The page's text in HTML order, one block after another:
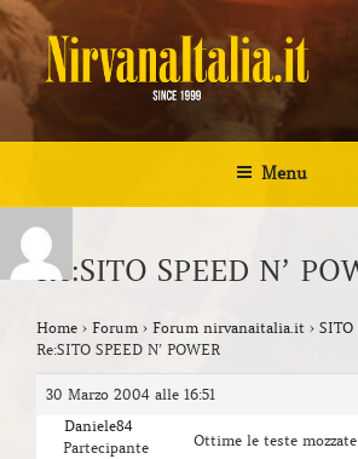
Salta
al
contenuto
NIRVANA ITALIA
Menu
Re:SITO SPEED N’
Home › Forum › Forum nirvanaitalia.it › SITO
Re:SITO SPEED N’ POWER
30 Marzo 2004 alle 16:51
Daniele84
Partecipante
Ottime le teste